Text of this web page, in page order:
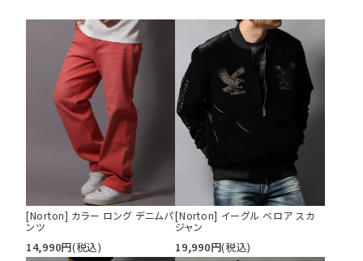
[Norton] カラー ロング デニムパ
ンツ
14,990円(税込)
[Norton] イーグル ベロア スカ
ジャン
19,990円(税込)